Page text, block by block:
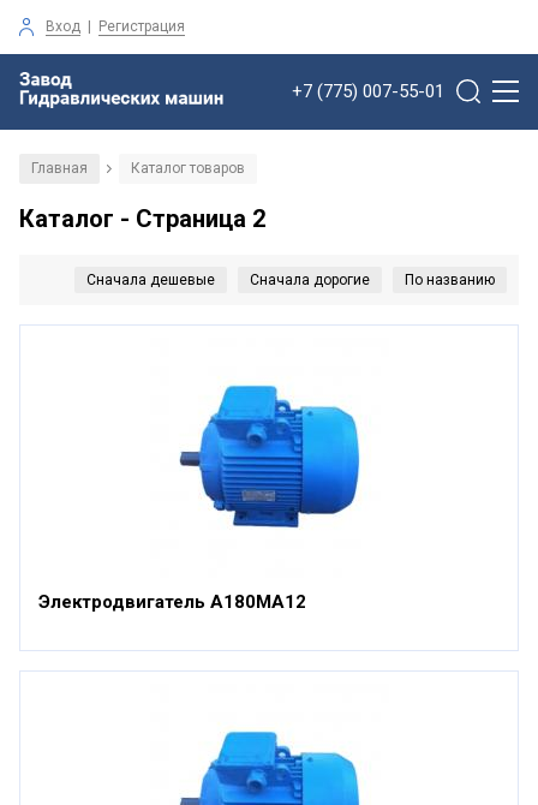
Вход | Регистрация
+7 (775) 007-55-01
Главная / Каталог товаров
Каталог - Страница 2
Электродвигатель А180МА12